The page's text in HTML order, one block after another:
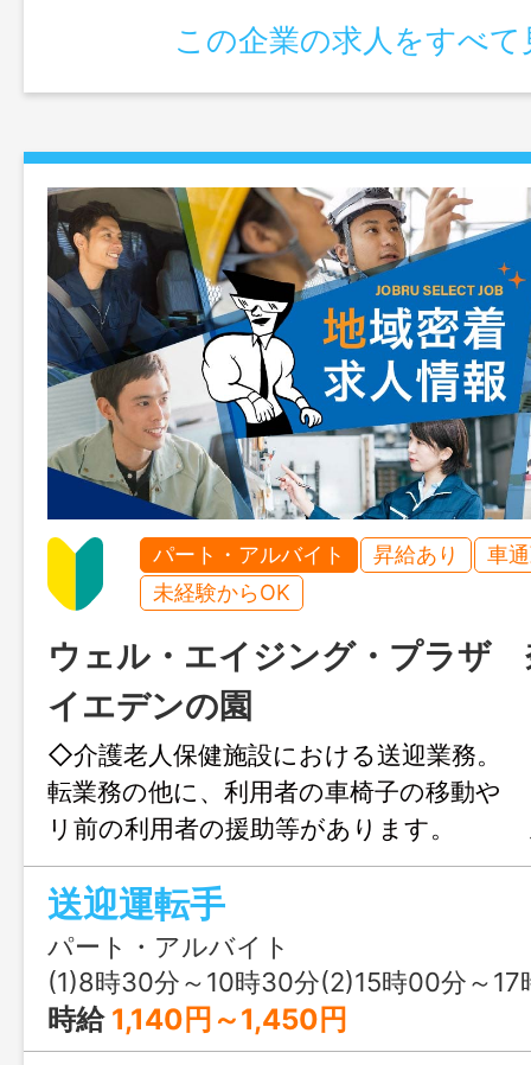
この企業の求人をすべて
パート・アルバイト 昇給あり
車
未経験からOK
ウェル・エイジング・プラザ
イエデンの園
◇介護老人保健施設における送迎業務
転業務の他に、利用者の車椅子の移
リ前の利用者の援助等があります。
ア：北葛城郡内 使用車 ：ハイ
者が同乗します） ※施設見学も可
については、担当者より説明させて
★６０歳以上の方も活躍できるお仕事
変更範囲：変更なし。但し、本人希望によ
り ステップアップが可
送迎運転手
パート・アルバイト
(1)8時30分～10時30分(2)15時00分～17
時給 1,140円～1,450円